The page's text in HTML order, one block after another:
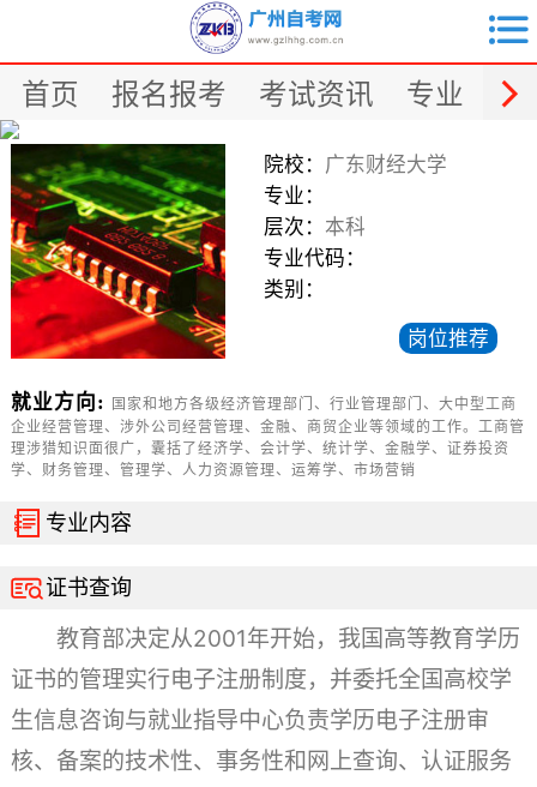

首页 报名报考 考试资讯 专业 课

院校： 广东财经大学
专业：
层次： 本科
专业代码：
类别：
岗位推荐
就业方向:
国家和地方各级经济管理部门、行业管理部门、大中型工商
企业经营管理、涉外公司经营管理、金融、商贸企业等领域的工作。工商管
理涉猎知识面很广，囊括了经济学、会计学、统计学、金融学、证券投资
学、财务管理、管理学、人力资源管理、运筹学、市场营销
 专业内容
证书查询
教育部决定从2001年开始，我国高等教育学历
证书的管理实行电子注册制度，并委托全国高校学
生信息咨询与就业指导中心负责学历电子注册审
核、备案的技术性、事务性和网上查询、认证服务